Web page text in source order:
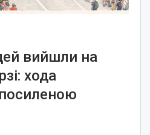
вийшли на
хода
посиленою